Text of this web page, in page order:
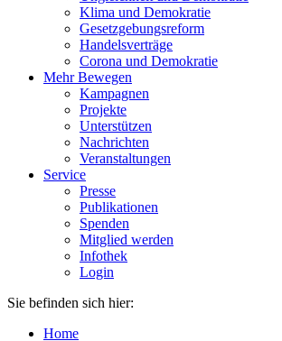
Klima und Demokratie
Gesetzgebungsreform
Handelsverträge
Corona und Demokratie
Mehr Bewegen
Kampagnen
Projekte
Unterstützen
Nachrichten
Veranstaltungen
Service
Presse
Publikationen
Spenden
Mitglied werden
Infothek
Login
Sie befinden sich hier:
Home